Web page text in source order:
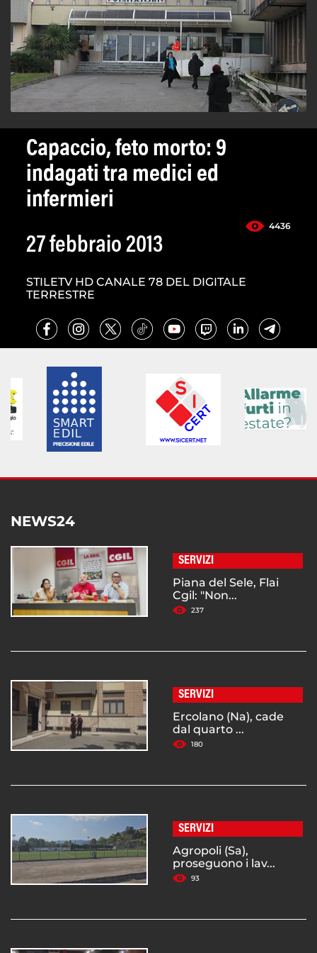
Capaccio, feto morto: 9
indagati tra medici ed
infermieri
4436
27 febbraio 2013
STILETV HD CANALE 78 DEL DIGITALE
TERRESTRE
NEWS24
SERVIZI
Piana del Sele, Flai
Cgil: "Non...
237
SERVIZI
Ercolano (Na), cade
dal quarto ...
180
SERVIZI
Agropoli (Sa),
proseguono i lav...
93